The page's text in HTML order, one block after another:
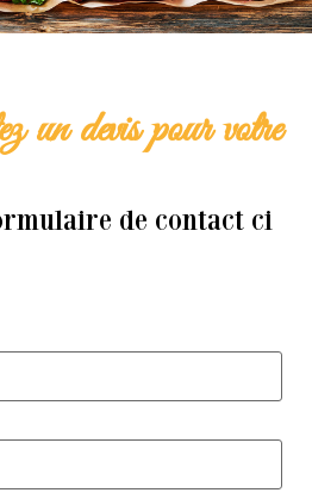
un devis pour votre
de contact ci